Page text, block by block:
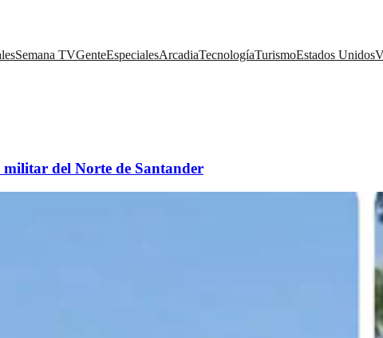
Semana TVGenteEspecialesArcadiaTecnologíaTurismoEstados Unidos
militar del Norte de Santander